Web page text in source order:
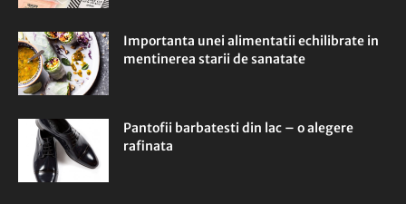
Importanta unei alimentatii echilibrate in
mentinerea starii de sanatate
Pantofii barbatesti din lac – o alegere
rafinata